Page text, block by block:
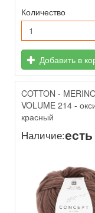
Количество
Добавить в
COTTON -
VOLUME 214 -
красный
Наличие:есть